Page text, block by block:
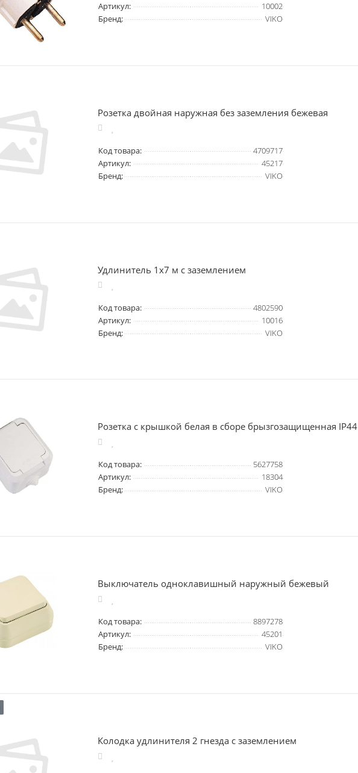
Артикул:
10002
Бренд:
VIKO
Розетка двойная наружная без заземления бежевая
Код товара:
4709717
Артикул:
45217
Бренд:
VIKO
Удлинитель 1x7 м с заземлением
Код товара:
4802590
Артикул:
10016
Бренд:
VIKO
Розетка с крышкой белая в сборе брызгозащищенная IP44
Код товара:
5627758
Артикул:
18304
Бренд:
VIKO
Выключатель одноклавишный наружный бежевый
Код товара:
8897278
Артикул:
45201
Бренд:
VIKO
Колодка удлинителя 2 гнезда с заземлением